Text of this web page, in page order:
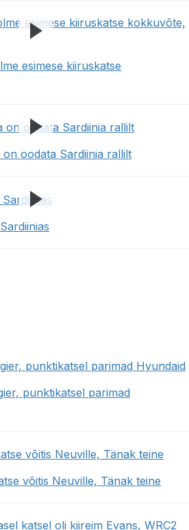
esimese kiiruskatse
on oodata Sardiinia rallilt
punktikatsel parimad
võitis Neuville, Tänak teine